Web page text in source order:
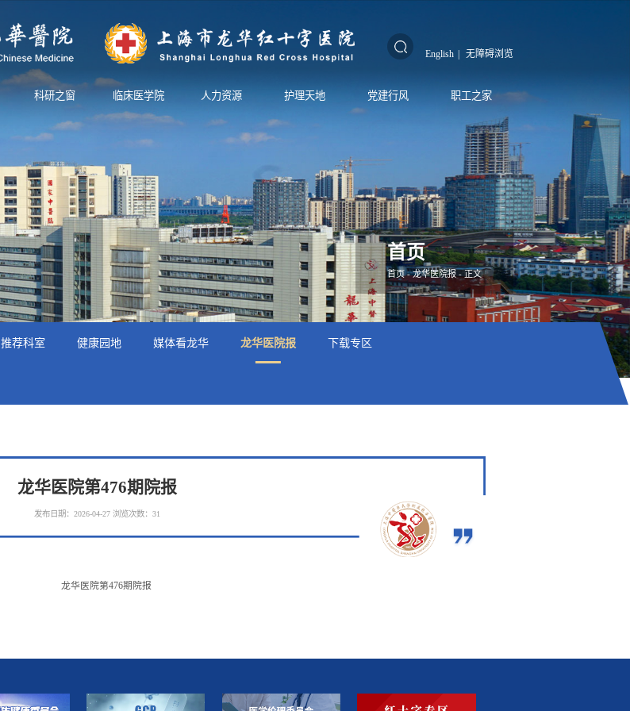
English | 无障碍浏览
科研之窗 临床医学院 人力资源 护理天地 党建行风 职工之家
首页
首页-龙华医院报- 正文
推荐科室 健康园地 媒体看龙华 龙华医院报 下载专区
​龙华医院第476期院报
发布日期：2026-04-27 浏览次数： 31
龙华医院第476期院报